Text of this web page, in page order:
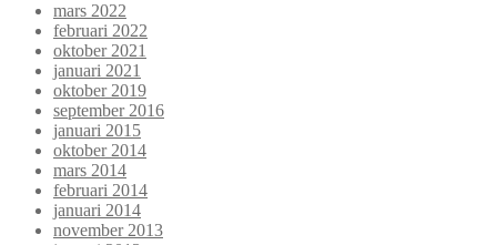
mars 2022
februari 2022
oktober 2021
januari 2021
oktober 2019
september 2016
januari 2015
oktober 2014
mars 2014
februari 2014
januari 2014
november 2013